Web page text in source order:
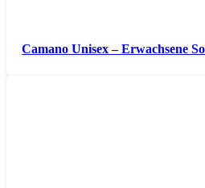
Camano Unisex – Erwachsene